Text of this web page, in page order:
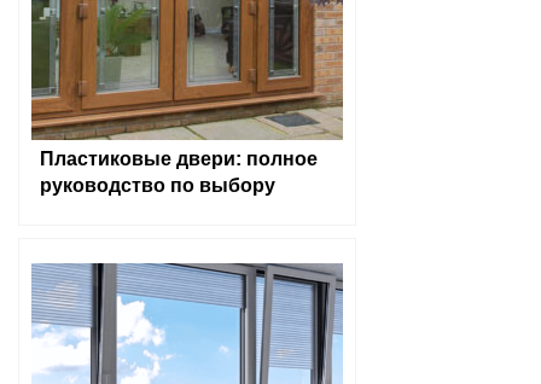
Пластиковые двери: полное
руководство по выбору